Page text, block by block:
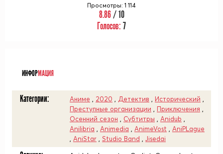
Просмотры: 1 114
8.86/ 10
Голосов: 7
ИНФОРМАЦИЯ
Категории: Аниме 2020 Детектив Исторический
Преступные организации
Приключения
Осенний сезон
Субтитры Anidub
Anilibria
Animedia AnimeVost
AniPLague
AniStar Studio Band Jisedai